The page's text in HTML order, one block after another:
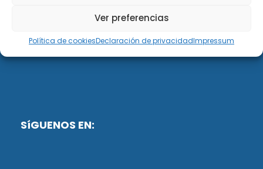
Ver preferencias
Política de cookiesDeclaración de privacidadImpressum
SíGUENOS EN: